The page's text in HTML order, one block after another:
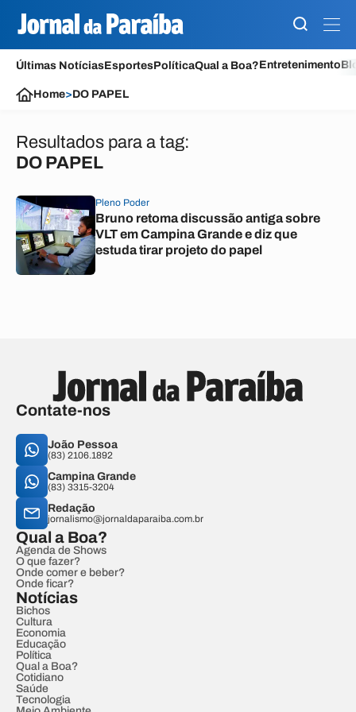
Últimas NotíciasEsportesPolíticaQual a Boa?Entretenimento
Home>DO PAPEL
Resultados para a tag:
DO PAPEL
Pleno Poder
Bruno retoma discussão antiga sobre
VLT em Campina Grande e diz que
estuda tirar projeto do papel
Contate-nos
João Pessoa
(83) 2106.1892
Campina Grande
(83) 3315-3204
Redação
jornalismo@jornaldaparaiba.com.br
Qual a Boa?
Agenda de Shows
O que fazer?
Onde comer e beber?
Onde ficar?
Notícias
Bichos
Cultura
Economia
Educação
Política
Qual a Boa?
Cotidiano
Saúde
Tecnologia